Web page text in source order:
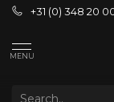
+31 (0) 348 20
MENU